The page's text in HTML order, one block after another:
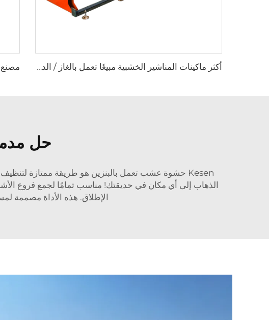
أكثر ماكينات المناشير الخشبية مبيعًا تعمل بالغاز / الديزل / الكهرباء، منشار محمول على عجلات ومنشار باند أفقي
حل
Kesen حشوة عشب تعمل بالبنزين هو طريقة ممتازة لتنظيف
الذهاب إلى أي مكان في حديقتك! مناسب تمامًا لجمع فروع
الإطلاق. هذه الأداة مصممة